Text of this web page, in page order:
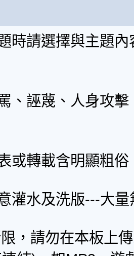
時請選擇與主題
、誣蔑、人身攻
或轉載含明顯粗
灌水及洗版---大
，請勿在本板上